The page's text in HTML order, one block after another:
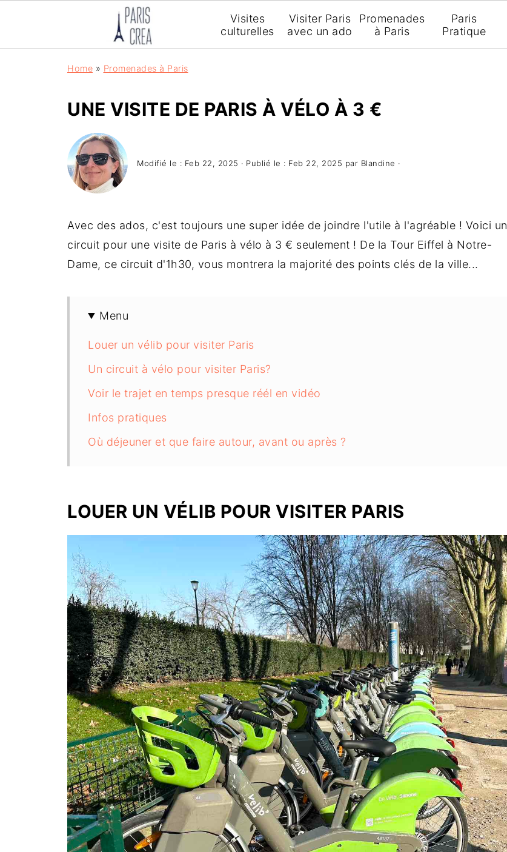
Visites
culturelles
Visiter Paris
avec un ado
Promenades
à Paris
Paris
Pratique
Home » Promenades à Paris
UNE VISITE DE PARIS À VÉLO À 3 €
Modifié le : Feb 22, 2025 · Publié le : Feb 22, 2025 par Blandine ·
Avec des ados, c'est toujours une super idée de joindre l'utile à l'agréable ! Voici un
circuit pour une visite de Paris à vélo à 3 € seulement ! De la Tour Eiffel à Notre-
Dame, ce circuit d'1h30, vous montrera la majorité des points clés de la ville...
Menu
Louer un vélib pour visiter Paris
Un circuit à vélo pour visiter Paris?
Voir le trajet en temps presque réél en vidéo
Infos pratiques
Où déjeuner et que faire autour, avant ou après ?
LOUER UN VÉLIB POUR VISITER PARIS